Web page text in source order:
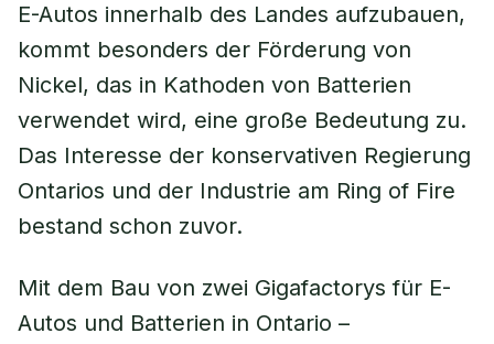
E-Autos innerhalb des Landes aufzubauen,
kommt besonders der Förderung von
Nickel, das in Kathoden von Batterien
verwendet wird, eine große Bedeutung zu.
Das Interesse der konservativen Regierung
Ontarios und der Industrie am Ring of Fire
bestand schon zuvor.
Mit dem Bau von zwei Gigafactorys für E-
Autos und Batterien in Ontario –